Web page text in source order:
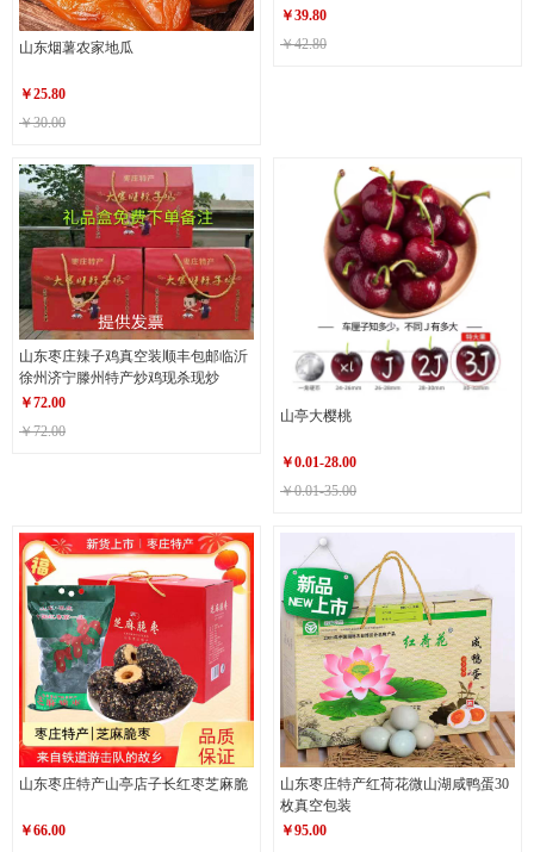
山东烟薯农家地瓜
￥25.80
￥30.00
￥39.80
￥42.80
山东枣庄辣子鸡真空装顺丰包邮临沂
徐州济宁滕州特产炒鸡现杀现炒
￥72.00
￥72.00
山亭大樱桃
￥0.01-28.00
￥0.01-35.00
山东枣庄特产山亭店子长红枣芝麻脆
￥66.00
山东枣庄特产红荷花微山湖咸鸭蛋30
枚真空包装
￥95.00